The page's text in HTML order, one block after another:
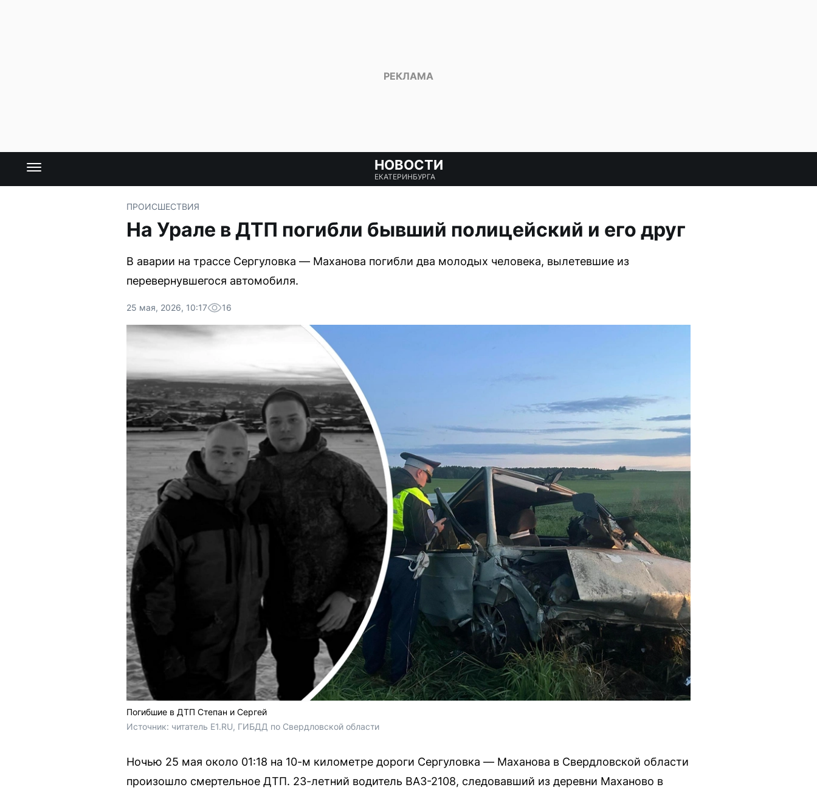
НОВОСТИ
ЕКАТЕРИНБУРГА
ПРОИСШЕСТВИЯ
На Урале в ДТП погибли бывший полицейский и его друг
В аварии на трассе Сергуловка — Маханова погибли два молодых человека, вылетевшие из
перевернувшегося автомобиля.
25 мая, 2026, 10:17 16
Погибшие в ДТП Степан и Сергей
Источник: читатель E1.RU, ГИБДД по Свердловской области
Ночью 25 мая около 01:18 на 10-м километре дороги Сергуловка — Маханова в Свердловской области
произошло смертельное ДТП. 23-летний водитель ВАЗ-2108, следовавший из деревни Маханово в